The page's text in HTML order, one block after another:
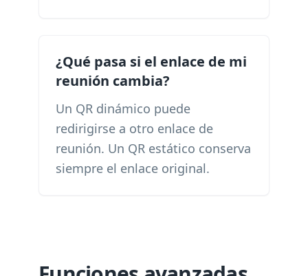
¿Qué pasa si el enlace de mi
reunión cambia?
Un QR dinámico puede
redirigirse a otro enlace de
reunión. Un QR estático conserva
siempre el enlace original.